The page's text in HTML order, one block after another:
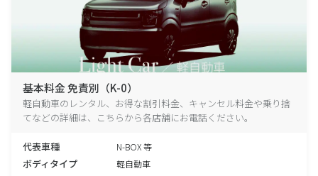
基本料金 免責別（K-0）
軽自動車のレンタル、お得な割引料金、キャンセル料金や乗り捨
てなどの詳細は、こちらから各店舗にお電話ください。
代表車種 N-BOX 等
ボディタイプ 軽自動車